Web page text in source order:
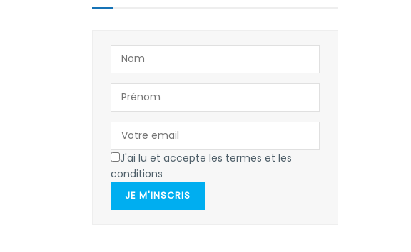
J'ai lu et accepte les termes et les
conditions
JE M'INSCRIS